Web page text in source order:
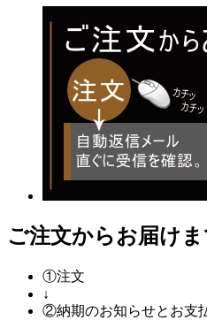
ご注文からお届け
①注文
↓
②納期のお知らせとお支